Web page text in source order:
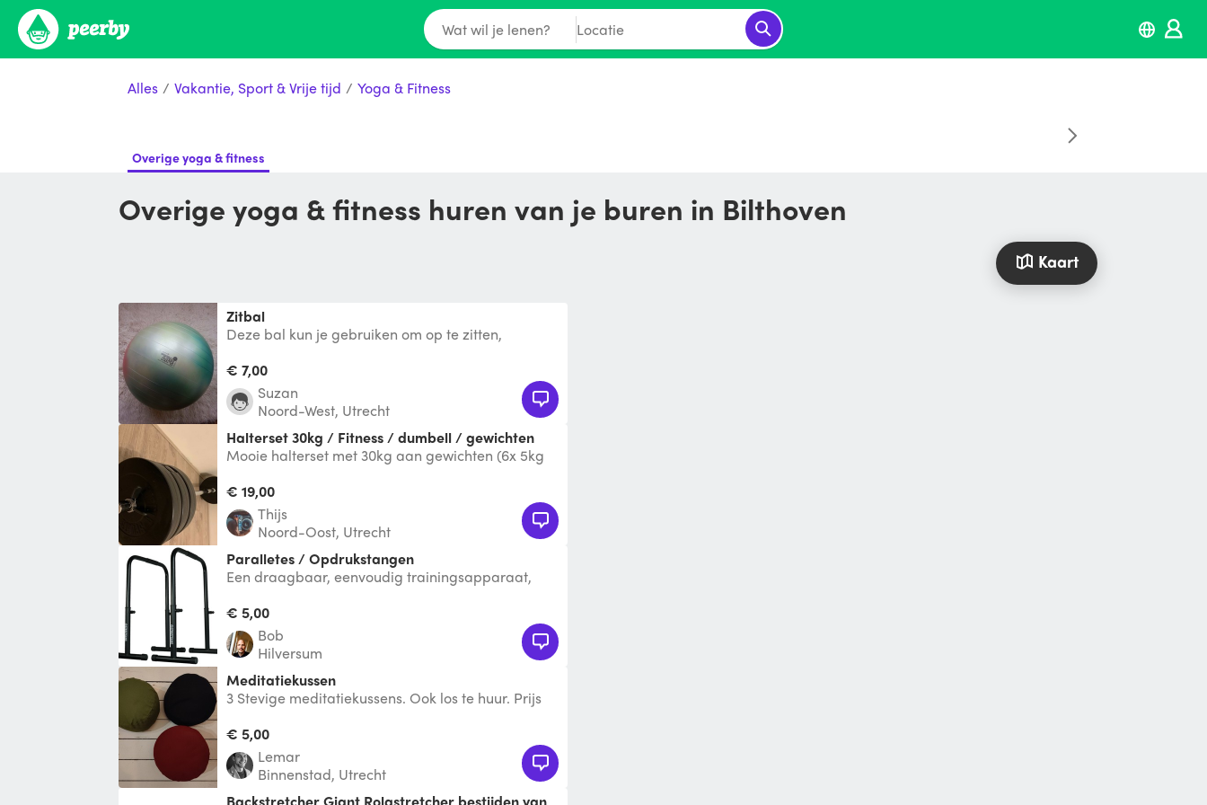
Wat wil je lenen? Locatie
Alles / Vakantie, Sport & Vrije tijd / Yoga & Fitness
Overige yoga & fitness
Overige yoga & fitness huren van je buren in Bilthoven
Kaart
Zitbal
Deze bal kun je gebruiken om op te zitten,
gezon
€ 7,00
Suzan
Noord-West, Utrecht
Halterset 30kg / Fitness / dumbell / gewichten
Mooie halterset met 30kg aan gewichten (6x 5kg
€ 19,00
Thijs
Noord-Oost, Utrecht
Paralletes / Opdrukstangen
Een draagbaar, eenvoudig trainingsapparaat,
Set van 2
€ 5,00
Bob
Hilversum
Meditatiekussen
3 Stevige meditatiekussens. Ook los te huur. Prijs
€ 5,00
Lemar
Binnenstad, Utrecht
Backstretcher Giant Rolastretcher bestijden van